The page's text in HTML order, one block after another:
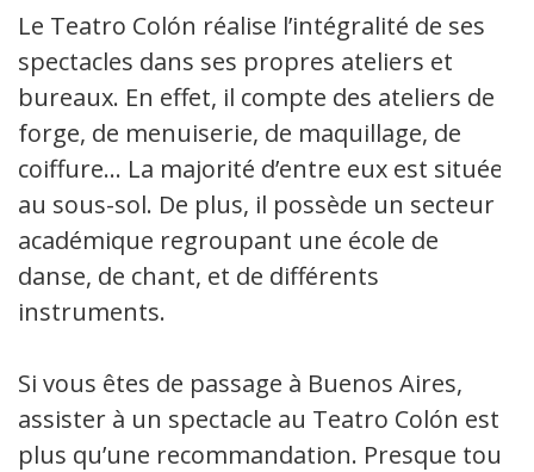
Le Teatro Colón réalise l’intégralité de ses
spectacles dans ses propres ateliers et
bureaux. En effet, il compte des ateliers de
forge, de menuiserie, de maquillage, de
coiffure… La majorité d’entre eux est située
au sous-sol. De plus, il possède un secteur
académique regroupant une école de
danse, de chant, et de différents
instruments.
Si vous êtes de passage à Buenos Aires,
assister à un spectacle au Teatro Colón est
plus qu’une recommandation. Presque tous